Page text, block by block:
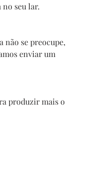
no seu lar.
não se preocupe,
enviar um
produzir mais o